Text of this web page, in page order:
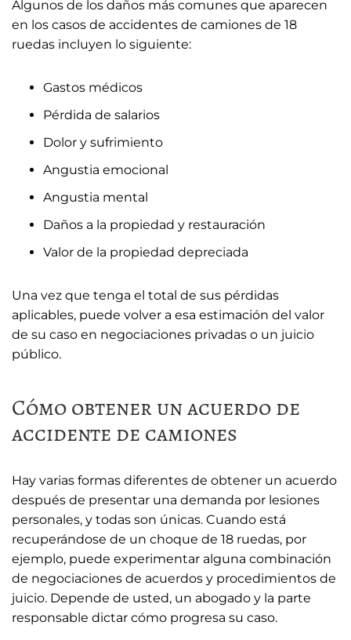
Algunos de los daños más comunes que aparecen
en los casos de accidentes de camiones de 18
ruedas incluyen lo siguiente:
Gastos médicos
Pérdida de salarios
Dolor y sufrimiento
Angustia emocional
Angustia mental
Daños a la propiedad y restauración
Valor de la propiedad depreciada
Una vez que tenga el total de sus pérdidas
aplicables, puede volver a esa estimación del valor
de su caso en negociaciones privadas o un juicio
público.
Cómo obtener un acuerdo de
accidente de camiones
Hay varias formas diferentes de obtener un acuerdo
después de presentar una demanda por lesiones
personales, y todas son únicas. Cuando está
recuperándose de un choque de 18 ruedas, por
ejemplo, puede experimentar alguna combinación
de negociaciones de acuerdos y procedimientos de
juicio. Depende de usted, un abogado y la parte
responsable dictar cómo progresa su caso.